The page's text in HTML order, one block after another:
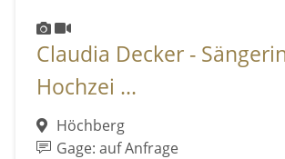
Claudia Decker -
Hochzei ...
Höchberg
Gage: auf Anfrage